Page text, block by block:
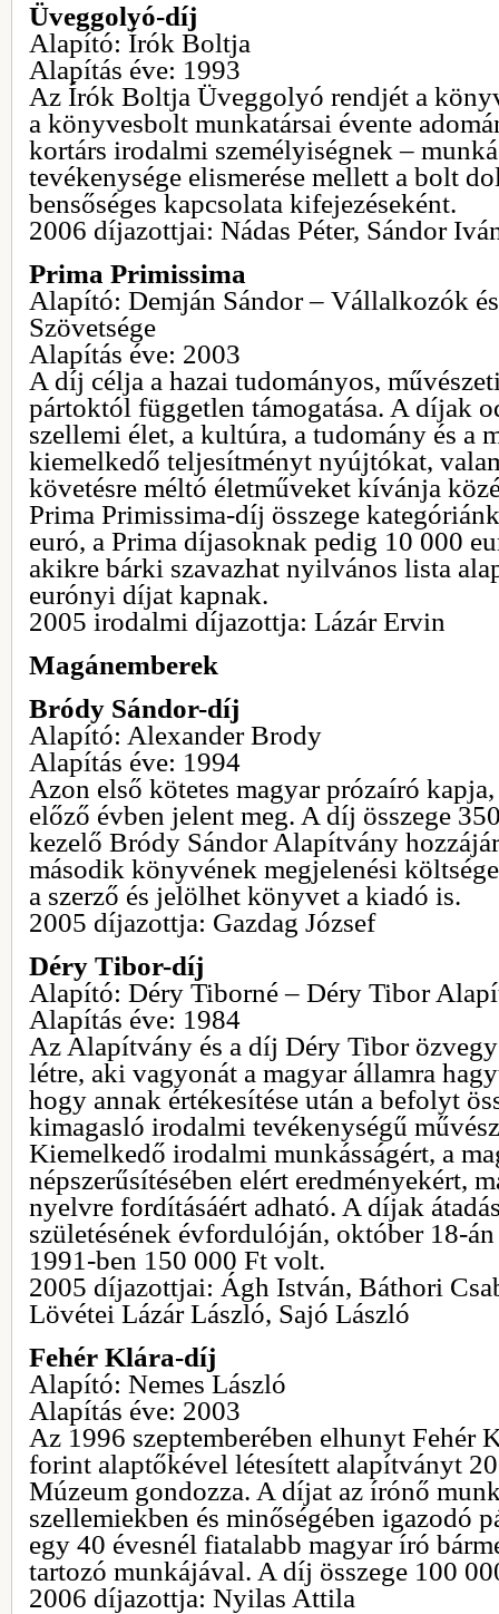
Üveggolyó-díj
Alapító: Írók Boltja
Alapítás éve: 1993
Az Írók Boltja Üveggolyó rendjét a
a könyvesbolt munkatársai évente
kortárs irodalmi személyiségnek –
tevékenysége elismerése mellett a bolt
bensőséges kapcsolata kifejezéseként.
2006 díjazottjai: Nádas Péter, Sándor
Prima Primissima
Alapító: Demján Sándor – Vállalkozók
Szövetsége
Alapítás éve: 2003
A díj célja a hazai tudományos,
pártoktól független támogatása. A díjak
szellemi élet, a kultúra, a tudomány és a
kiemelkedő teljesítményt nyújtókat,
követésre méltó életműveket kívánja
Prima Primissima-díj összege
euró, a Prima díjasoknak pedig 10 000
akikre bárki szavazhat nyilvános lista
eurónyi díjat kapnak.
2005 irodalmi díjazottja: Lázár Ervin
Magánemberek
Bródy Sándor-díj
Alapító: Alexander Brody
Alapítás éve: 1994
Azon első kötetes magyar prózaíró
előző évben jelent meg. A díj összege
kezelő Bródy Sándor Alapítvány
második könyvének megjelenési
a szerző és jelölhet könyvet a kiadó is.
2005 díjazottja: Gazdag József
Déry Tibor-díj
Alapító: Déry Tiborné – Déry Tibor
Alapítás éve: 1984
Az Alapítvány és a díj Déry Tibor
létre, aki vagyonát a magyar államra
hogy annak értékesítése után a befolyt
kimagasló irodalmi tevékenységű
Kiemelkedő irodalmi munkásságért, a
népszerűsítésében elért eredményekért,
nyelvre fordításáért adható. A díjak
születésének évfordulóján, október 18-
1991-ben 150 000 Ft volt.
2005 díjazottjai: Ágh István, Báthori
Lövétei Lázár László, Sajó László
Fehér Klára-díj
Alapító: Nemes László
Alapítás éve: 2003
Az 1996 szeptemberében elhunyt Fehér
forint alaptőkével létesített alapítványt
Múzeum gondozza. A díjat az írónő
szellemiekben és minőségében igazodó
egy 40 évesnél fiatalabb magyar író
tartozó munkájával. A díj összege 100
2006 díjazottja: Nyilas Attila